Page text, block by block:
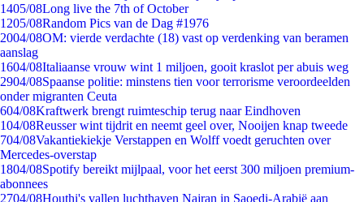
1405/08Long live the 7th of October
1205/08Random Pics van de Dag #1976
2004/08OM: vierde verdachte (18) vast op verdenking van beramen
aanslag
1604/08Italiaanse vrouw wint 1 miljoen, gooit kraslot per abuis weg
2904/08Spaanse politie: minstens tien voor terrorisme veroordeelden
onder migranten Ceuta
604/08Kraftwerk brengt ruimteschip terug naar Eindhoven
104/08Reusser wint tijdrit en neemt geel over, Nooijen knap tweede
704/08Vakantiekiekje Verstappen en Wolff voedt geruchten over
Mercedes-overstap
1804/08Spotify bereikt mijlpaal, voor het eerst 300 miljoen premium-
abonnees
2704/08Houthi's vallen luchthaven Najran in Saoedi-Arabië aan